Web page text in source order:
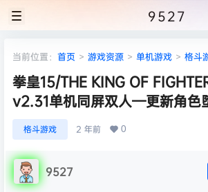
9527
当前位置： 首页 > 游戏资源 > 单机游戏 > 格斗
拳皇15/THE KING OF
v2.31单机同屏双人—更新角色
格斗游戏 2 年前 0
9527